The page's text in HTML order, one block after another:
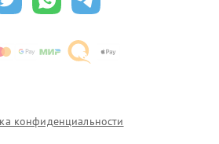
конфиденциальности